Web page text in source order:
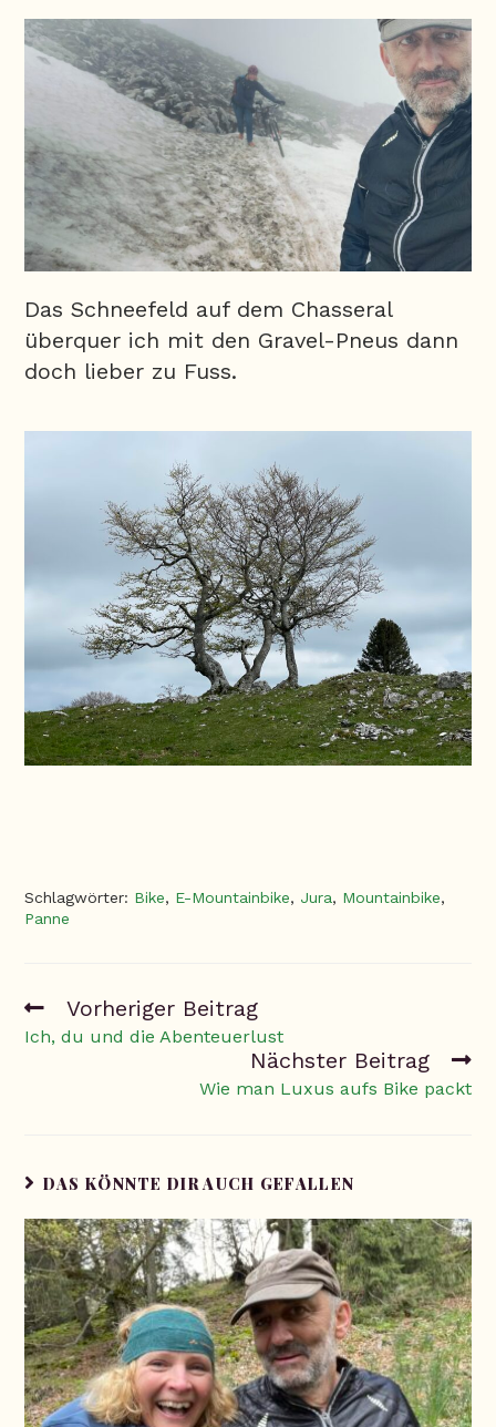
Das Schneefeld auf dem Chasseral
überquer ich mit den Gravel-Pneus dann
doch lieber zu Fuss.
Schlagwörter: Bike, E-Mountainbike, Jura, Mountainbike,
Panne
Vorheriger Beitrag
Ich, du und die Abenteuerlust
Nächster Beitrag
Wie man Luxus aufs Bike packt
DAS KÖNNTE DIR AUCH GEFALLEN